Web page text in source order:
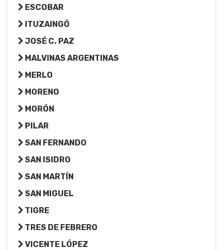
ESCOBAR
ITUZAINGÓ
JOSÉ C. PAZ
MALVINAS ARGENTINAS
MERLO
MORENO
MORÓN
PILAR
SAN FERNANDO
SAN ISIDRO
SAN MARTÍN
SAN MIGUEL
TIGRE
TRES DE FEBRERO
VICENTE LÓPEZ